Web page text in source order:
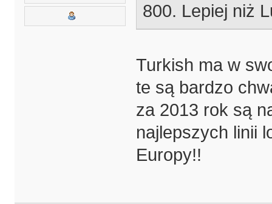
800. Lepiej niż
Turkish ma w
te są bardzo
za 2013 rok są
najlepszych linii
Europy!!